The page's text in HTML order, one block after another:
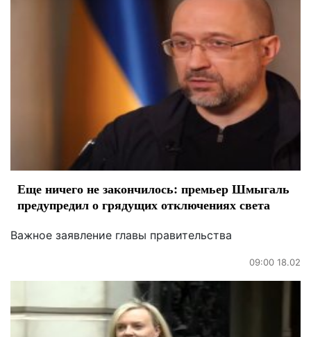
Еще ничего не закончилось: премьер Шмыгаль
предупредил о грядущих отключениях света
Важное заявление главы правительства
09:00 18.02